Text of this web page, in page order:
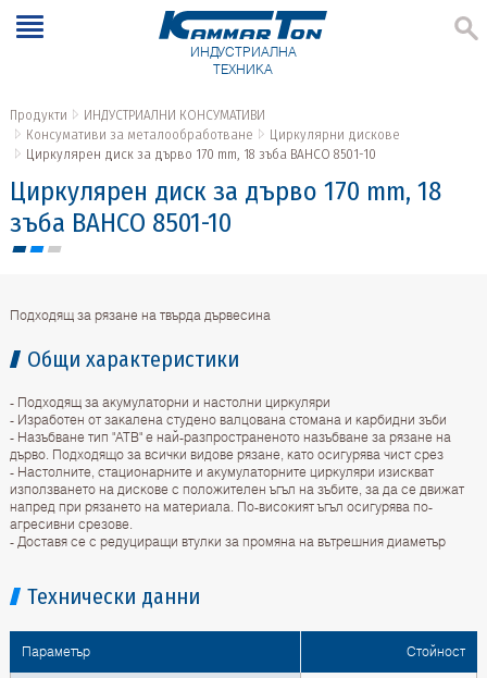
ИНДУСТРИАЛНА
ТЕХНИКА
Продукти
ИНДУСТРИАЛНИ КОНСУМАТИВИ
Консумативи за металообработване
Циркулярни дискове
Циркулярен диск за дърво 170 mm, 18 зъба BAHCO 8501-10
Циркулярен диск за дърво 170 mm, 18
зъба BAHCO 8501-10
Подходящ за рязане на твърда дървесина
Общи характеристики
- Подходящ за акумулаторни и настолни циркуляри
- Изработен от закалена студено валцована стомана и карбидни зъби
- Назъбване тип "ATB" е най-разпространеното назъбване за рязане на
дърво. Подходящо за всички видове рязане, като осигурява чист срез
- Настолните, стационарните и акумулаторните циркуляри изискват
използването на дискове с положителен ъгъл на зъбите, за да се движат
напред при рязането на материала. По-високият ъгъл осигурява по-
агресивни срезове.
- Доставя се с редуциращи втулки за промяна на вътрешния диаметър
Технически данни
Параметър Стойност